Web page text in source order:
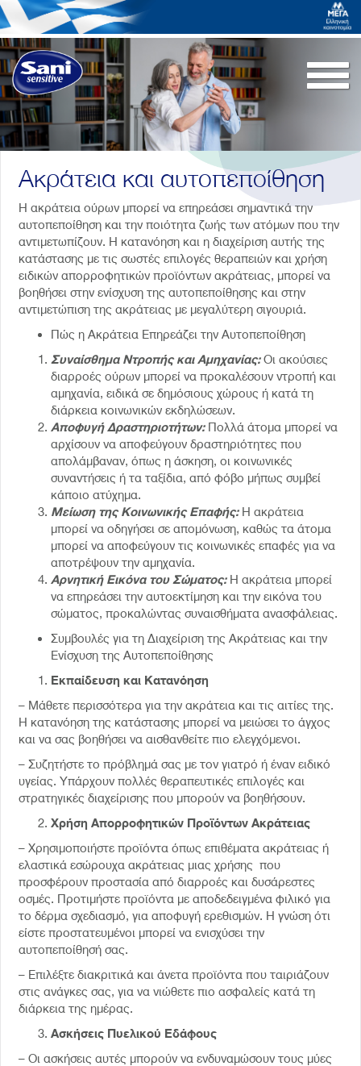
Ακράτεια και αυτοπεποίθηση
Η ακράτεια ούρων μπορεί να επηρεάσει σημαντικά την
αυτοπεποίθηση και την ποιότητα ζωής των ατόμων που την
αντιμετωπίζουν. Η κατανόηση και η διαχείριση αυτής της
κατάστασης με τις σωστές επιλογές θεραπειών και χρήση
ειδικών απορροφητικών προϊόντων ακράτειας, μπορεί να
βοηθήσει στην ενίσχυση της αυτοπεποίθησης και στην
αντιμετώπιση της ακράτειας με μεγαλύτερη σιγουριά.
Πώς η Ακράτεια Επηρεάζει την Αυτοπεποίθηση
Συναίσθημα Ντροπής και Αμηχανίας:Οι ακούσιες
διαρροές ούρων μπορεί να προκαλέσουν ντροπή και
αμηχανία, ειδικά σε δημόσιους χώρους ή κατά τη
διάρκεια κοινωνικών εκδηλώσεων.
Αποφυγή Δραστηριοτήτων:Πολλά άτομα μπορεί να
αρχίσουν να αποφεύγουν δραστηριότητες που
απολάμβαναν, όπως η άσκηση, οι κοινωνικές
συναντήσεις ή τα ταξίδια, από φόβο μήπως συμβεί
κάποιο ατύχημα.
Μείωση της Κοινωνικής Επαφής:Η ακράτεια
μπορεί να οδηγήσει σε απομόνωση, καθώς τα άτομα
μπορεί να αποφεύγουν τις κοινωνικές επαφές για να
αποτρέψουν την αμηχανία.
Αρνητική Εικόνα του Σώματος:Η ακράτεια μπορεί
να επηρεάσει την αυτοεκτίμηση και την εικόνα του
σώματος, προκαλώντας συναισθήματα ανασφάλειας.
Συμβουλές για τη Διαχείριση της Ακράτειας και την
Ενίσχυση της Αυτοπεποίθησης
Εκπαίδευση και Κατανόηση
– Μάθετε περισσότερα για την ακράτεια και τις αιτίες της.
Η κατανόηση της κατάστασης μπορεί να μειώσει το άγχος
και να σας βοηθήσει να αισθανθείτε πιο ελεγχόμενοι.
– Συζητήστε το πρόβλημά σας με τον γιατρό ή έναν ειδικό
υγείας. Υπάρχουν πολλές θεραπευτικές επιλογές και
στρατηγικές διαχείρισης που μπορούν να βοηθήσουν.
Χρήση Απορροφητικών Προϊόντων Ακράτειας
– Χρησιμοποιήστε προϊόντα όπως επιθέματα ακράτειας ή
ελαστικά εσώρουχα ακράτειας μιας χρήσης που
προσφέρουν προστασία από διαρροές και δυσάρεστες
οσμές. Προτιμήστε προϊόντα με αποδεδειγμένα φιλικό για
το δέρμα σχεδιασμό, για αποφυγή ερεθισμών. Η γνώση ότι
είστε προστατευμένοι μπορεί να ενισχύσει την
αυτοπεποίθησή σας.
– Επιλέξτε διακριτικά και άνετα προϊόντα που ταιριάζουν
στις ανάγκες σας, για να νιώθετε πιο ασφαλείς κατά τη
διάρκεια της ημέρας.
Ασκήσεις Πυελικού Εδάφους
– Οι ασκήσεις αυτές μπορούν να ενδυναμώσουν τους μύες